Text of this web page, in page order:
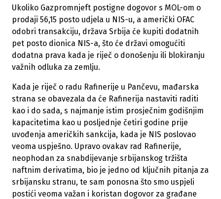
Ukoliko Gazpromnjeft postigne dogovor s MOL-om o
prodaji 56,15 posto udjela u NIS-u, a američki OFAC
odobri transakciju, država Srbija će kupiti dodatnih
pet posto dionica NIS-a, što će državi omogućiti
dodatna prava kada je riječ o donošenju ili blokiranju
važnih odluka za zemlju.
Kada je riječ o radu Rafinerije u Pančevu, mađarska
strana se obavezala da će Rafinerija nastaviti raditi
kao i do sada, s najmanje istim prosječnim godišnjim
kapacitetima kao u posljednje četiri godine prije
uvođenja američkih sankcija, kada je NIS poslovao
veoma uspješno. Upravo ovakav rad Rafinerije,
neophodan za snabdijevanje srbijanskog tržišta
naftnim derivatima, bio je jedno od ključnih pitanja za
srbijansku stranu, te sam ponosna što smo uspjeli
postići veoma važan i koristan dogovor za građane